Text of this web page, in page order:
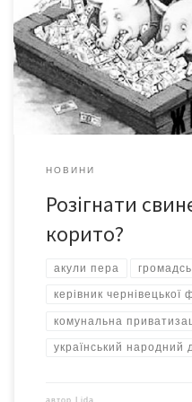
прес-конференції, що
домі. Саме ці люди
зацікавленість, попри те, що
журналістів. Зрештою, воно
[…]
НОВИНИ
Розігнати
корито?
акули пера
керівник чернівецької
комунальна
український народний